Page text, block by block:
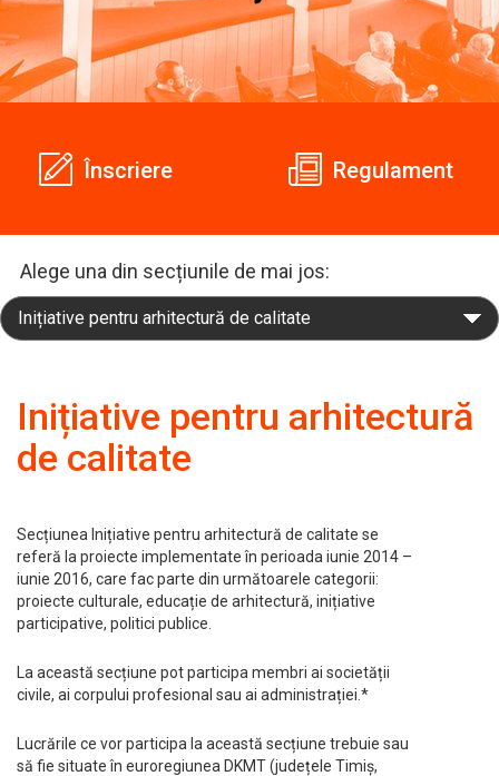
Înscriere Regulament
Alege una din secțiunile de mai jos:
Inițiative pentru arhitectură
de calitate
Secțiunea Inițiative pentru arhitectură de calitate se
referă la proiecte implementate în perioada iunie 2014 –
iunie 2016, care fac parte din următoarele categorii:
proiecte culturale, educație de arhitectură, inițiative
participative, politici publice.
La această secțiune pot participa membri ai societății
civile, ai corpului profesional sau ai administrației.*
Lucrările ce vor participa la această secțiune trebuie sau
să fie situate în euroregiunea DKMT (județele Timiș,